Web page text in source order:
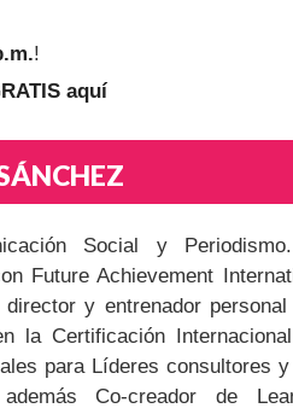
!
aquí
Social y
Future Achievement
y entrenador
la Certificación
para Líderes consultores
Co-creador de